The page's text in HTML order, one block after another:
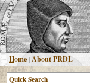
Home |About PRDL